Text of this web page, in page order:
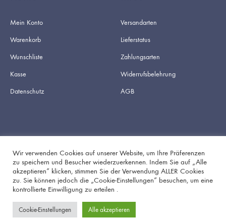
Mein Konto
Warenkorb
Wunschliste
Kasse
Datenschutz
Versandarten
Lieferstatus
Zahlungsarten
Widerrufsbelehrung
AGB
FacebookInstagram
Wir verwenden Cookies auf unserer Website, um Ihre Präferenzen
zu speichern und Besucher wiederzuerkennen. Indem Sie auf „Alle
akzeptieren“ klicken, stimmen Sie der Verwendung ALLER Cookies
zu. Sie können jedoch die „Cookie-Einstellungen“ besuchen, um eine
kontrollierte Einwilligung zu erteilen .
Cookie-Einstellungen Alle akzeptieren